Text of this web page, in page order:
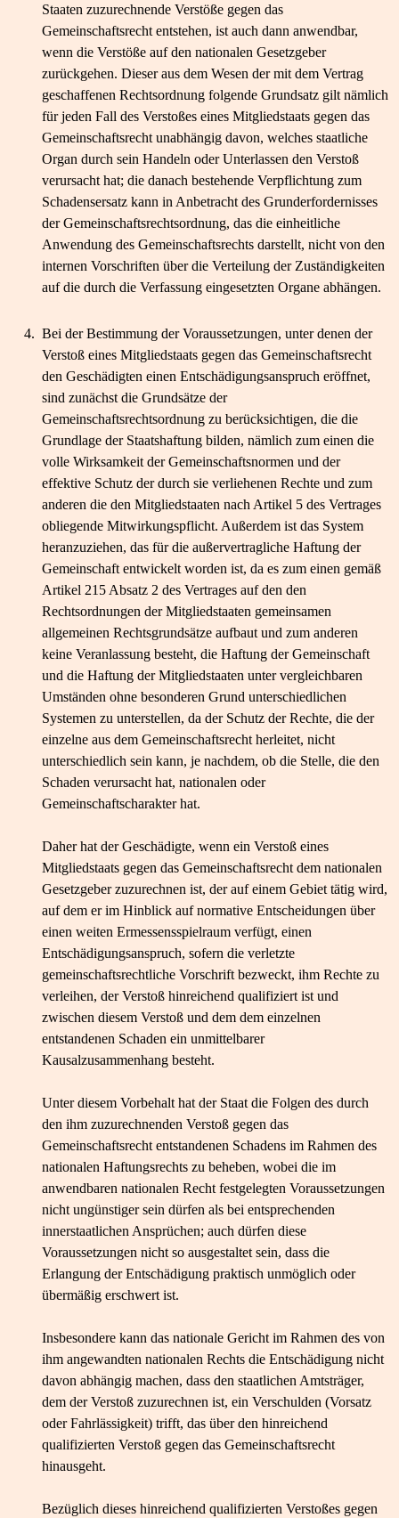
Staaten zuzurechnende Verstöße gegen das
Gemeinschaftsrecht entstehen, ist auch dann anwendbar,
wenn die Verstöße auf den nationalen Gesetzgeber
zurückgehen. Dieser aus dem Wesen der mit dem Vertrag
geschaffenen Rechtsordnung folgende Grundsatz gilt nämlich
für jeden Fall des Verstoßes eines Mitgliedstaats gegen das
Gemeinschaftsrecht unabhängig davon, welches staatliche
Organ durch sein Handeln oder Unterlassen den Verstoß
verursacht hat; die danach bestehende Verpflichtung zum
Schadensersatz kann in Anbetracht des Grunderfordernisses
der Gemeinschaftsrechtsordnung, das die einheitliche
Anwendung des Gemeinschaftsrechts darstellt, nicht von den
internen Vorschriften über die Verteilung der Zuständigkeiten
auf die durch die Verfassung eingesetzten Organe abhängen.
4. Bei der Bestimmung der Voraussetzungen, unter denen der
Verstoß eines Mitgliedstaats gegen das Gemeinschaftsrecht
den Geschädigten einen Entschädigungsanspruch eröffnet,
sind zunächst die Grundsätze der
Gemeinschaftsrechtsordnung zu berücksichtigen, die die
Grundlage der Staatshaftung bilden, nämlich zum einen die
volle Wirksamkeit der Gemeinschaftsnormen und der
effektive Schutz der durch sie verliehenen Rechte und zum
anderen die den Mitgliedstaaten nach Artikel 5 des Vertrages
obliegende Mitwirkungspflicht. Außerdem ist das System
heranzuziehen, das für die außervertragliche Haftung der
Gemeinschaft entwickelt worden ist, da es zum einen gemäß
Artikel 215 Absatz 2 des Vertrages auf den den
Rechtsordnungen der Mitgliedstaaten gemeinsamen
allgemeinen Rechtsgrundsätze aufbaut und zum anderen
keine Veranlassung besteht, die Haftung der Gemeinschaft
und die Haftung der Mitgliedstaaten unter vergleichbaren
Umständen ohne besonderen Grund unterschiedlichen
Systemen zu unterstellen, da der Schutz der Rechte, die der
einzelne aus dem Gemeinschaftsrecht herleitet, nicht
unterschiedlich sein kann, je nachdem, ob die Stelle, die den
Schaden verursacht hat, nationalen oder
Gemeinschaftscharakter hat.
Daher hat der Geschädigte, wenn ein Verstoß eines
Mitgliedstaats gegen das Gemeinschaftsrecht dem nationalen
Gesetzgeber zuzurechnen ist, der auf einem Gebiet tätig wird,
auf dem er im Hinblick auf normative Entscheidungen über
einen weiten Ermessensspielraum verfügt, einen
Entschädigungsanspruch, sofern die verletzte
gemeinschaftsrechtliche Vorschrift bezweckt, ihm Rechte zu
verleihen, der Verstoß hinreichend qualifiziert ist und
zwischen diesem Verstoß und dem dem einzelnen
entstandenen Schaden ein unmittelbarer
Kausalzusammenhang besteht.
Unter diesem Vorbehalt hat der Staat die Folgen des durch
den ihm zuzurechnenden Verstoß gegen das
Gemeinschaftsrecht entstandenen Schadens im Rahmen des
nationalen Haftungsrechts zu beheben, wobei die im
anwendbaren nationalen Recht festgelegten Voraussetzungen
nicht ungünstiger sein dürfen als bei entsprechenden
innerstaatlichen Ansprüchen; auch dürfen diese
Voraussetzungen nicht so ausgestaltet sein, dass die
Erlangung der Entschädigung praktisch unmöglich oder
übermäßig erschwert ist.
Insbesondere kann das nationale Gericht im Rahmen des von
ihm angewandten nationalen Rechts die Entschädigung nicht
davon abhängig machen, dass den staatlichen Amtsträger,
dem der Verstoß zuzurechnen ist, ein Verschulden (Vorsatz
oder Fahrlässigkeit) trifft, das über den hinreichend
qualifizierten Verstoß gegen das Gemeinschaftsrecht
hinausgeht.
Bezüglich dieses hinreichend qualifizierten Verstoßes gegen